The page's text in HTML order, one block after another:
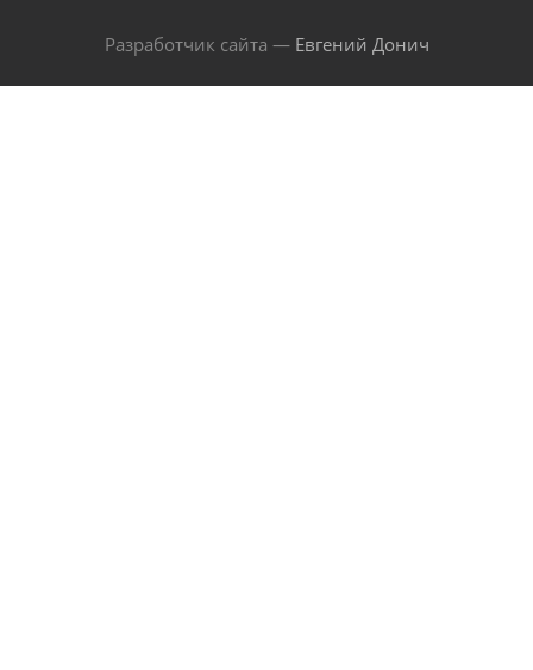
Разработчик сайта — Евгений Донич